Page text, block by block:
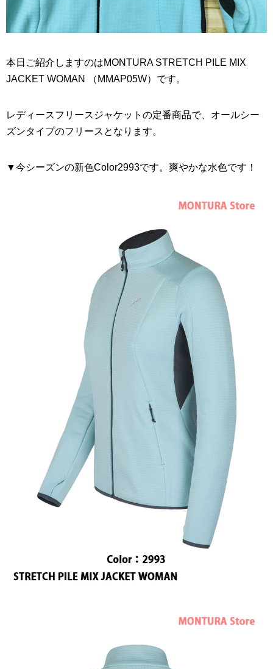
本日ご紹介しますのはMONTURA STRETCH PILE MIX
JACKET WOMAN （MMAP05W）です。
レディースフリースジャケットの定番商品で、オールシー
ズンタイプのフリースとなります。
▼今シーズンの新色Color2993です。爽やかな水色です！